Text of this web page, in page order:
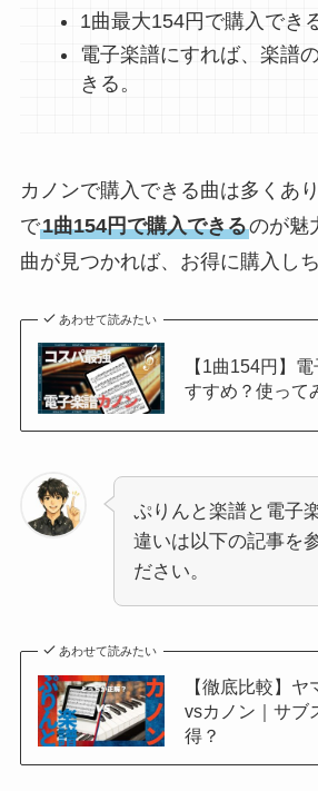
1曲最大154円で購入できる
電子楽譜にすれば、楽譜
きる。
カノンで購入できる曲は多くあ
で1曲154円で購入できるのが魅
曲が見つかれば、お得に購入し
あわせて読みたい
【1曲154円】
すすめ？使って
ぷりんと楽譜と電子
違いは以下の記事を
ださい。
あわせて読みたい
【徹底比較】
vsカノン｜サブ
得？